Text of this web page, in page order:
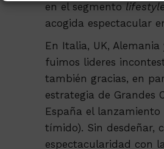
en el segmento
acogida espectacular
En Italia, UK, Alemania
fuimos lideres
también gracias, en
estrategia de Grandes
España el
tímido). Sin desdeñar,
espectacularidad con